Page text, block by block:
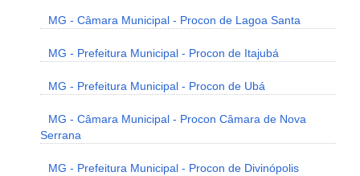
MG - Câmara Municipal - Procon de Lagoa Santa
MG - Prefeitura Municipal - Procon de Itajubá
MG - Prefeitura Municipal - Procon de Ubá
MG - Câmara Municipal - Procon Câmara de Nova
Serrana
MG - Prefeitura Municipal - Procon de Divinópolis